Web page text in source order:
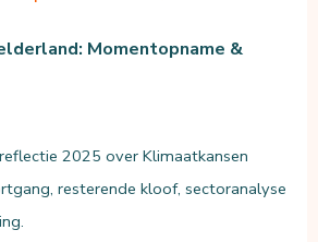
Momentopname &
2025 over Klimaatkansen
resterende kloof, sectoranalyse